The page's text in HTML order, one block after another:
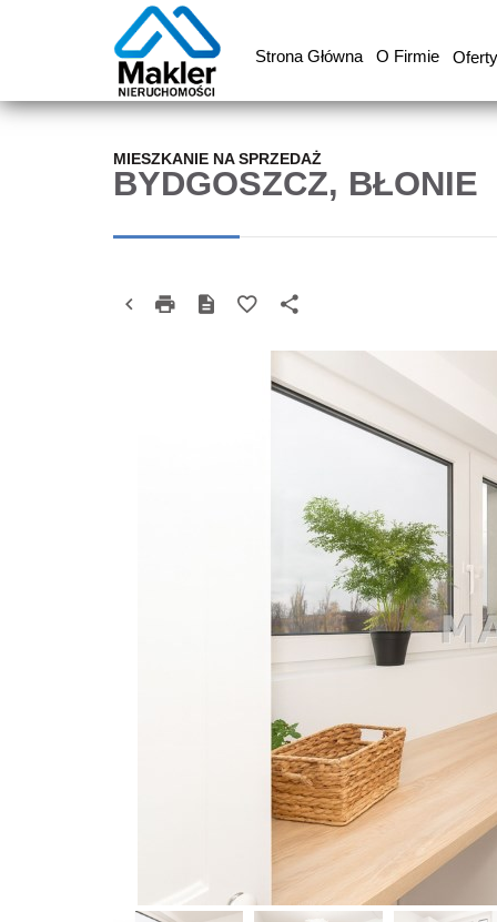
Strona Główna O Firmie
BYDGOSZCZ, BŁONIE
MIESZKANIE NA SPRZEDAŻ